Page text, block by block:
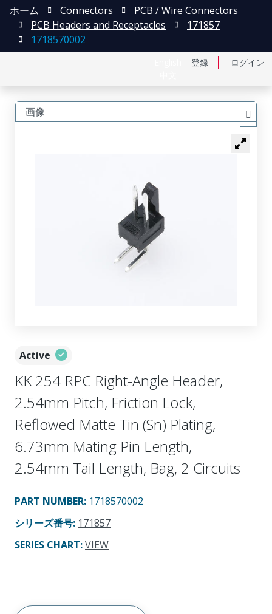
登録 ログイン
ホーム Connectors
PCB / Wire Connectors
PCB Headers and Receptacles
171857
1718570002
Active
KK 254 RPC Right-Angle Header,
2.54mm Pitch, Friction Lock,
Reflowed Matte Tin (Sn) Plating,
6.73mm Mating Pin Length,
2.54mm Tail Length, Bag, 2 Circuits
PART NUMBER: 1718570002
シリーズ番号: 171857
SERIES CHART:VIEW
画像